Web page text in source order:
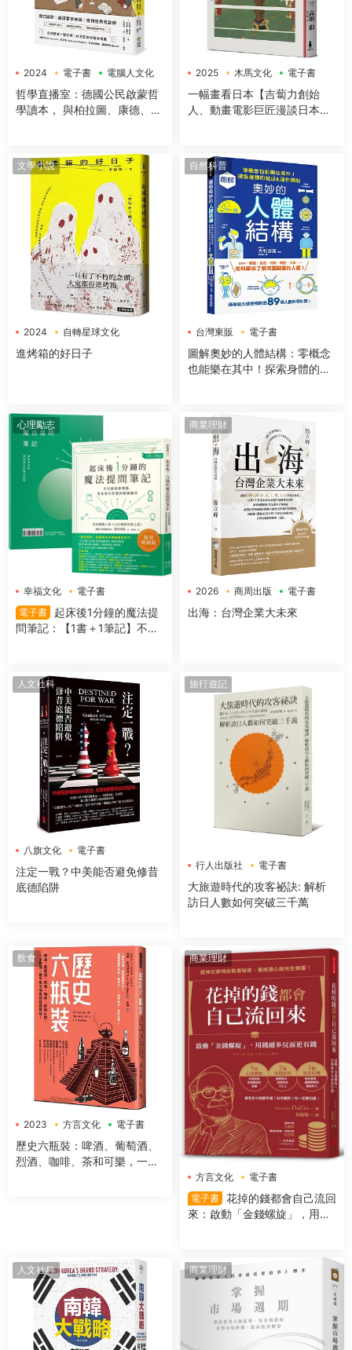
2024 電子書 電腦人文化
哲學直播室：德國公民啟蒙哲
學讀本， 與柏拉圖、康德、亞
2025 木馬文化 電子書
一幅畫看日本【吉蔔力創始
人、動畫電影巨匠漫談日本傳
文學小說
2024
自轉星球文化
電子書
進烤箱的好日子
自然科普
台灣東販 電子書
圖解奧妙的人體結構：零概念
也能樂在其中！探索身體的組
心理勵志
幸福文化
電子書
電子書
起床後1分鐘的魔法提
問筆記：【1書＋1筆記】不隻
商業理財
2026 商周出版 電子書
出海：台灣企業大未來
人文社科
八旗文化 電子書
注定一戰？中美能否避免修昔
底德陷阱
旅行遊記
行人出版社 電子書
大旅遊時代的攻客祕訣: 解析
訪日人數如何突破三千萬
飲食
2023 方言文化 電子書
歷史六瓶裝：啤酒、葡萄酒、
烈酒、咖啡、茶和可樂，一字
商業理財
方言文化
電子書
電子書 花掉的錢都會自己流回
來：啟動「金錢螺旋」，用錢
人文社科 商業理財